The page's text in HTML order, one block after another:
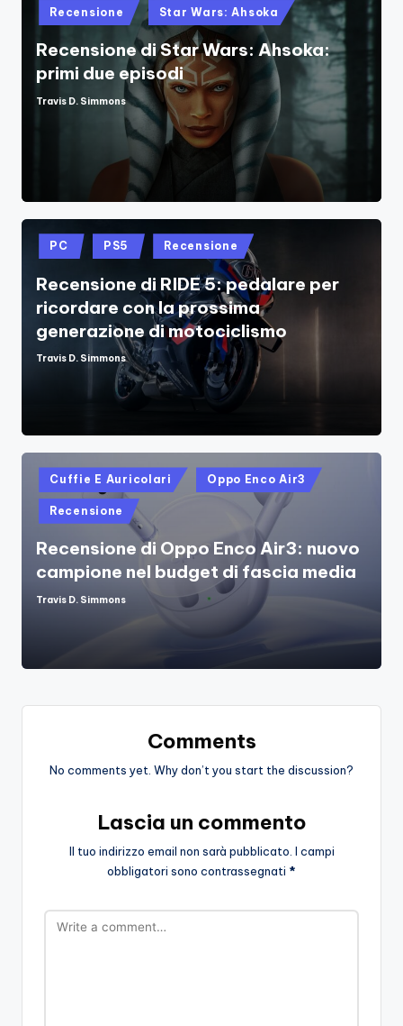
Posted
in
Recensione Star Wars: Ahsoka
Recensione di Star Wars: Ahsoka:
primi due episodi
Posted
Travis D. Simmons
Posted
in
PC PS5 Recensione
Recensione di RIDE 5: pedalare per
ricordare con la prossima
generazione di motociclismo
Posted
Travis D. Simmons
Posted
in
Cuffie E Auricolari Oppo Enco Air3
Recensione
Recensione di Oppo Enco Air3: nuovo
campione nel budget di fascia media
Posted
Travis D. Simmons
Comments
No comments yet. Why don’t you start the discussion?
Lascia un commento
Il tuo indirizzo email non sarà pubblicato. I campi
obbligatori sono contrassegnati *